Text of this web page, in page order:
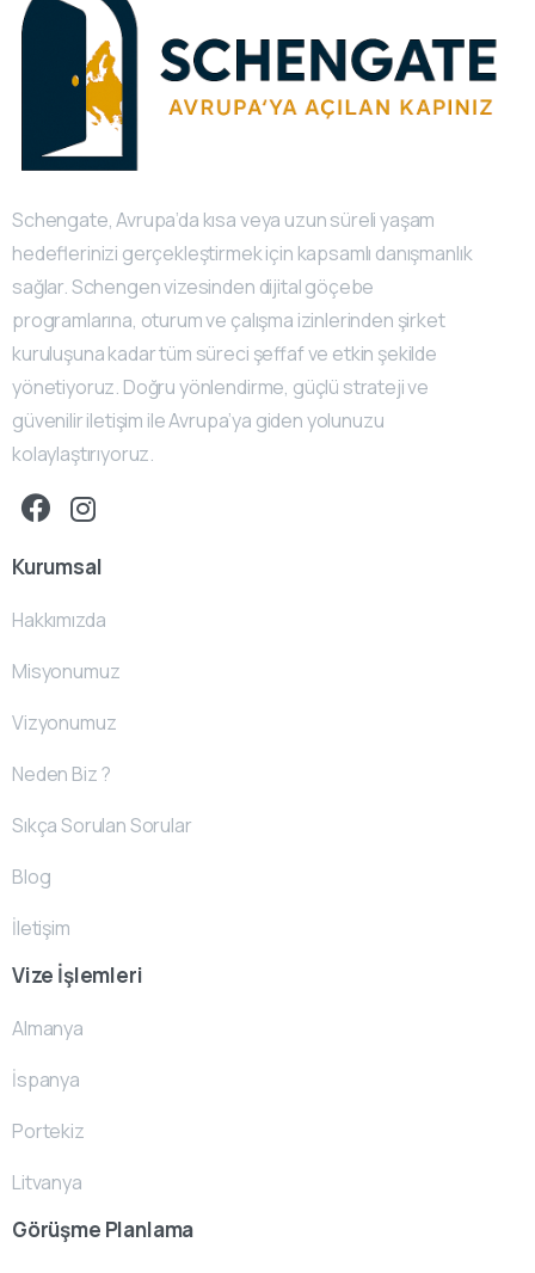
Schengate, Avrupa’da kısa veya uzun süreli yaşam
hedeflerinizi gerçekleştirmek için kapsamlı danışmanlık
sağlar. Schengen vizesinden dijital göçebe
programlarına, oturum ve çalışma izinlerinden şirket
kuruluşuna kadar tüm süreci şeffaf ve etkin şekilde
yönetiyoruz. Doğru yönlendirme, güçlü strateji ve
güvenilir iletişim ile Avrupa’ya giden yolunuzu
kolaylaştırıyoruz.
Kurumsal
Hakkımızda
Misyonumuz
Vizyonumuz
Neden Biz ?
Sıkça Sorulan Sorular
Blog
İletişim
Vize İşlemleri
Almanya
İspanya
Portekiz
Litvanya
Görüşme Planlama